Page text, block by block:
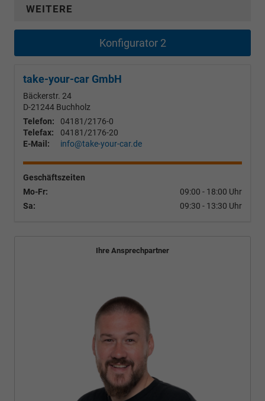
WEITERE
Konfigurator 2
take-your-car GmbH
Bäckerstr. 24
D-21244 Buchholz
Telefon:
04181/2176-0
Telefax:
04181/2176-20
E-Mail:
info@take-your-car.de
Geschäftszeiten
Mo-Fr:
09:00 - 18:00 Uhr
Sa:
09:30 - 13:30 Uhr
Ihre Ansprechpartner